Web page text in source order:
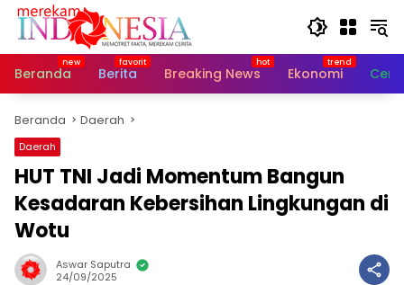
Langsung
Beranda
Berita Breaking News Ekonomi
Beranda Daerah
Daerah
HUT TNI Jadi Momentum Bangun
Kesadaran Kebersihan Lingkungan di
Wotu
Aswar Saputra
24/09/2025